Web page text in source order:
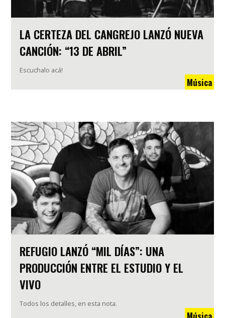
LA CERTEZA DEL CANGREJO LANZÓ NUEVA
CANCIÓN: “13 DE ABRIL”
Escuchalo acá!
Música
REFUGIO LANZÓ “MIL DÍAS”: UNA
PRODUCCIÓN ENTRE EL ESTUDIO Y EL
VIVO
Todos los detalles, en esta nota.